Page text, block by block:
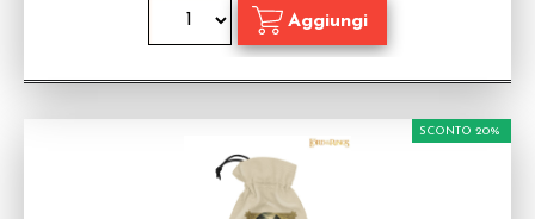
SCONTO 20%